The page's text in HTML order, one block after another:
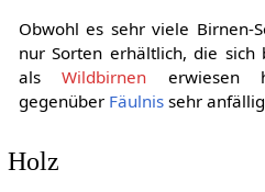
Obwohl es sehr viele Birnen-
nur Sorten erhältlich, die
alsWildbirnen erwiesen
gegenüber Fäulnissehr
Holz